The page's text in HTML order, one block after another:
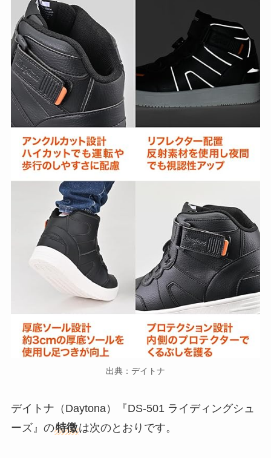
出典：デイトナ
デイトナ（Daytona）『DS-501 ライディングシュ
ーズ』の特徴は次のとおりです。